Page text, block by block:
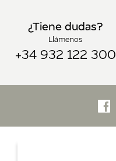
¿Tiene dudas?
Llámenos
+34 932 122 300